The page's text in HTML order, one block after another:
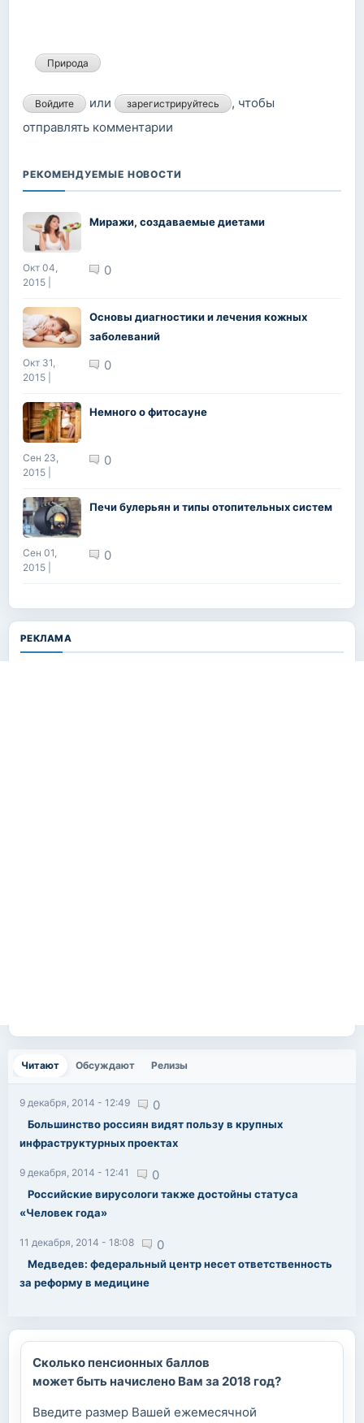
Природа
Войдите или зарегистрируйтесь
, чтобы
отправлять комментарии
РЕКОМЕНДУЕМЫЕ НОВОСТИ
Миражи, создаваемые диетами
Окт 04,
2015 |
0
Основы диагностики и лечения кожных
заболеваний
Окт 31,
2015 |
0
Немного о фитосауне
Сен 23,
2015 |
0
Печи булерьян и типы отопительных систем
Сен 01,
2015 |
0
РЕКЛАМА
Читают
(активная вкладка)
Обсуждают Релизы
9 декабря, 2014 - 12:49 0
Большинство россиян видят пользу в крупных
инфраструктурных проектах
9 декабря, 2014 - 12:41 0
Российские вирусологи также достойны статуса
«Человек года»
11 декабря, 2014 - 18:08 0
Медведев: федеральный центр несет ответственность
за реформу в медицине
Сколько пенсионных баллов
может быть начислено Вам за 2018 год?
Введите размер Вашей ежемесячной